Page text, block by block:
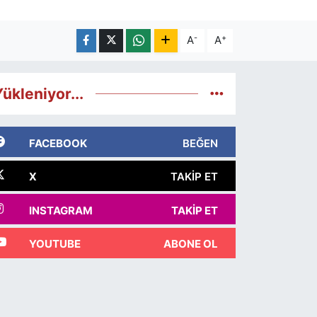
A- A+
FACEBOOK BEĞEN
X TAKIP ET
INSTAGRAM TAKIP ET
YOUTUBE ABONE OL